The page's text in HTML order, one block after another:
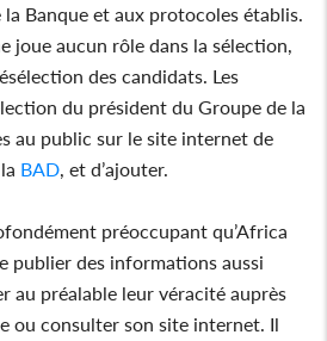
Banque et aux protocoles établis.
joue aucun rôle dans la sélection,
des candidats. Les
du président du Groupe de la
au public sur le site internet de
BAD , et d’ajouter.
préoccupant qu’Africa
publier des informations aussi
au préalable leur véracité auprès
ou consulter son site internet. Il